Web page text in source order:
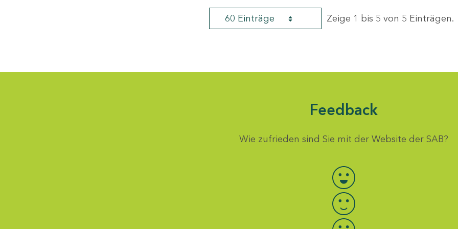
60 Einträge Zeige 1 bis 5 von 5 Einträgen.
Feedback
Wie zufrieden sind Sie mit der Website der SAB?
Bewertung auswählen